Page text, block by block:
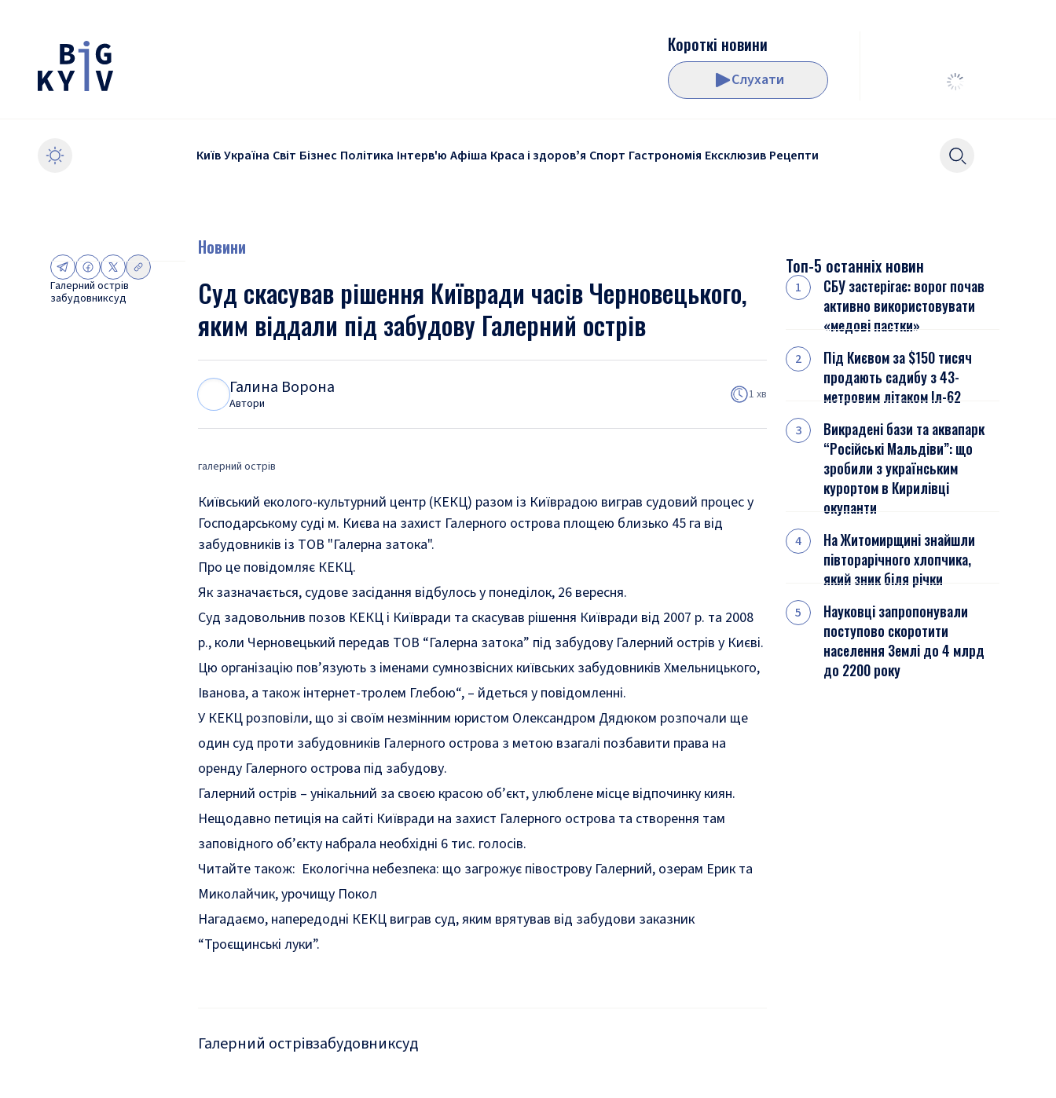
Короткі новини
Слухати
КиївУкраїна Світ Бізнес Політика Інтерв'ю Афіша Краса і здоровʼя Спорт Гастрономія Ексклюзив Рецепти
Галерний острів
забудовниксуд
Новини
Суд скасував рішення Київради часів Черновецького,
яким віддали під забудову Галерний острів
Галина Ворона
Автори
1 хв
галерний острів
Київський еколого-культурний центр (КЕКЦ) разом із Київрадою виграв судовий процес у
Господарському суді м. Києва на захист Галерного острова площею близько 45 га від
забудовників із ТОВ "Галерна затока".
Про це повідомляє КЕКЦ.
Як зазначається, судове засідання відбулось у понеділок, 26 вересня.
Суд задовольнив позов КЕКЦ і Київради та скасував рішення Київради від 2007 р. та 2008
р., коли Черновецький передав ТОВ “Галерна затока” під забудову Галерний острів у Києві.
Цю організацію пов’язують з іменами сумнозвісних київських забудовників Хмельницького,
Іванова, а також інтернет-тролем Глебою“, – йдеться у повідомленні.
У КЕКЦ розповіли, що зі своїм незмінним юристом Олександром Дядюком розпочали ще
один суд проти забудовників Галерного острова з метою взагалі позбавити права на
оренду Галерного острова під забудову.
Галерний острів – унікальний за своєю красою об’єкт, улюблене місце відпочинку киян.
Нещодавно петиція на сайті Київради на захист Галерного острова та створення там
заповідного об’єкту набрала необхідні 6 тис. голосів.
Читайте також: Екологічна небезпека: що загрожує півострову Галерний, озерам Ерик та
Миколайчик, урочищу Покол
Нагадаємо, напередодні КЕКЦ виграв суд, яким врятував від забудови заказник
“Троєщинські луки”.
Галерний острівзабудовниксуд
Топ-5 останніх новин
СБУ застерігає: ворог почав
активно використовувати
«медові пастки»
Під Києвом за $150 тисяч
продають садибу з 43-
метровим літаком Іл-62
Викрадені бази та аквапарк
“Російські Мальдіви”: що
зробили з українським
курортом в Кирилівці
окупанти
На Житомирщині знайшли
півторарічного хлопчика,
який зник біля річки
Науковці запропонували
поступово скоротити
населення Землі до 4 млрд
до 2200 року